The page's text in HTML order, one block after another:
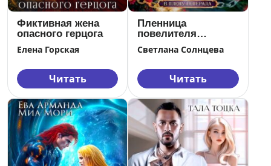
Фиктивная жена
опасного герцога
Елена Горская
Читать
Пленница
повелителя
драконов
Светлана Солнцева
Читать